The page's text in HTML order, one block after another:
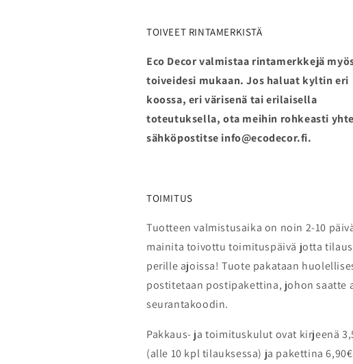
TOIVEET RINTAMERKISTÄ
Eco Decor valmistaa rintamerkkejä
toiveidesi mukaan. Jos haluat kyltin eri
koossa, eri värisenä tai erilaisella
toteutuksella, ota meihin rohkeasti
sähköpostitse info@ecodecor.fi.
TOIMITUS
Tuotteen valmistusaika on noin 2-10
mainita toivottu toimituspäivä jotta
perille ajoissa!Tuote pakataan
postitetaan postipakettina, johon saatte
seurantakoodin.
Pakkaus- ja toimituskulut ovat kirjeenä
(alle 10 kpl tilauksessa) ja pakettina